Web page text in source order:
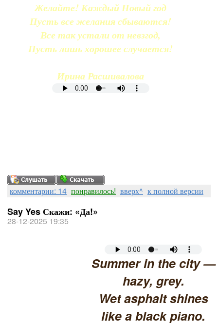
Желайте! Каждый Новый год
Пусть все желания сбываются!
Все так устали от невзгод,
Пусть лишь хорошее случается!
Ирина Расшивалова
комментарии: 14 понравилось! вверх^ к полной версии
Say Yes Скажи: «Да!»
28-12-2025 19:35
Summer in the city —
hazy, grey.
Wet asphalt shines
like a black piano.